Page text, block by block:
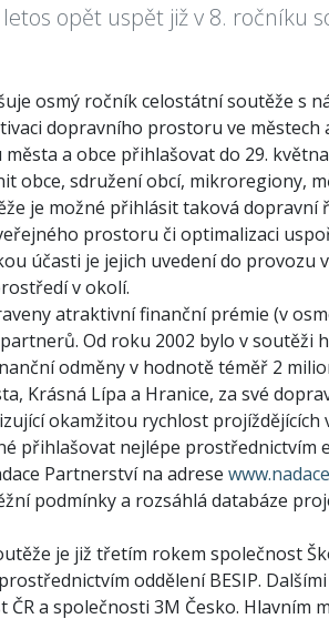
opět uspět již v 8. ročníku
osmý ročník celostátní soutěže s
dopravního prostoru ve městech
a obce přihlašovat do 29. května
obce, sdružení obcí, mikroregiony,
je možné přihlásit taková dopravní
prostoru či optimalizaci
účasti je jejich uvedení do provozu
v okolí.
atraktivní finanční prémie (v
Od roku 2002 bylo v soutěži
odměny v hodnotě téměř 2
Krásná Lípa a Hranice, za své
okamžitou rychlost projíždějících
přihlašovat nejlépe
Partnerství na adrese
podmínky a rozsáhlá databáze
je již třetím rokem společnost
oddělení BESIP.
ČR a společnosti 3M Česko.